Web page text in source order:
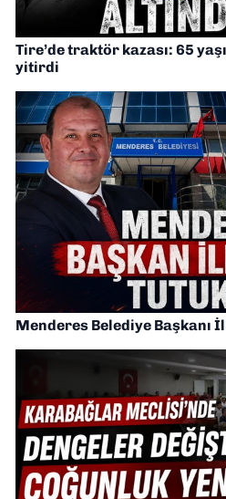
Tire’de traktör kazası: 65
yitirdi
Menderes Belediye Başkanı